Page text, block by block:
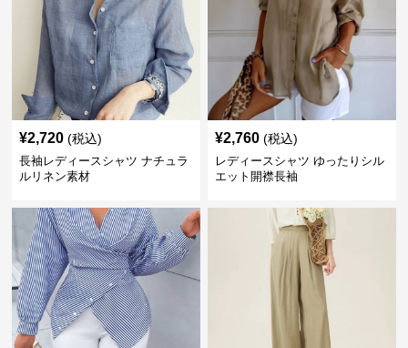
¥2,720 (税込)
長袖レディースシャツ ナチュラ
ルリネン素材
¥2,760 (税込)
レディースシャツ ゆったりシル
エット開襟長袖